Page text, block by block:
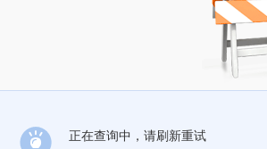
正在查询中，请刷新重试